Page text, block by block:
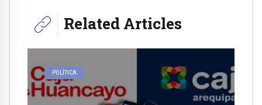
Related Articles
POLÍTICA